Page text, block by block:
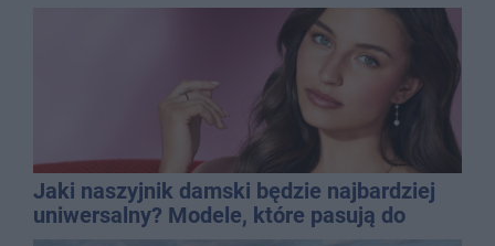
Jaki naszyjnik damski będzie najbardziej
uniwersalny? Modele, które pasują do
wielu stylizacji